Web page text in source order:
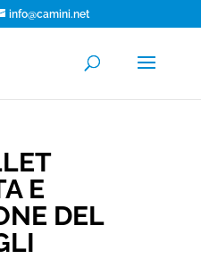
info@camini.net
E
DEL